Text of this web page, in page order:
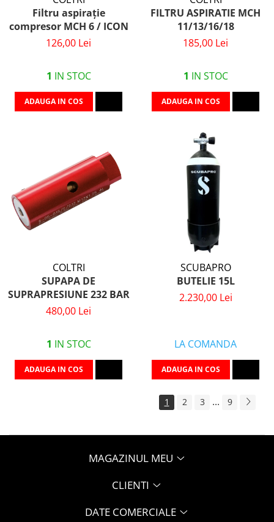
Filtru aspirație
compresor MCH 6 / ICON
126,00 Lei
1 IN STOC
ADAUGA IN COS
FILTRU ASPIRATIE MCH
11/13/16/18
185,00 Lei
1 IN STOC
ADAUGA IN COS
COLTRI
SUPAPA DE
SUPRAPRESIUNE 232 BAR
480,00 Lei
1 IN STOC
ADAUGA IN COS
SCUBAPRO
BUTELIE 15L
2.230,00 Lei
LA COMANDA
ADAUGA IN COS
1 2 3 ... 9
MAGAZINUL MEU
CLIENTI
DATE COMERCIALE